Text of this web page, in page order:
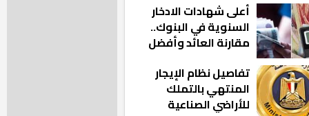
المناصب؟
أعلى شهادات الادخار
السنوية في البنوك..
مقارنة العائد وأفضل
تفاصيل نظام الإيجار
المنتهي بالتملك
للأراضي الصناعية